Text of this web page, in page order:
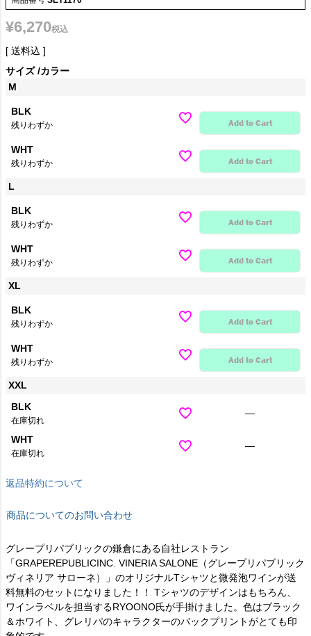
¥6,270税込
送料込
サイズ カラー
M
BLK
残りわずか Add to Cart
WHT
残りわずか Add to Cart
L
BLK
残りわずか Add to Cart
WHT
残りわずか Add to Cart
XL
BLK
残りわずか Add to Cart
WHT
残りわずか Add to Cart
XXL
BLK
在庫切れ
—
WHT
在庫切れ
—
返品特約について
商品についてのお問い合わせ
グレープリパブリックの鎌倉にある自社レストラン
「GRAPEREPUBLICINC. VINERIA SALONE（グレープリパブリック
ヴィネリア サローネ）」のオリジナルTシャツと微発泡ワインが送
料無料のセットになりました！！ Tシャツのデザインはもちろん、
ワインラベルを担当するRYOONO氏が手掛けました。色はブラック
＆ホワイト、グレリパのキャラクターのバックプリントがとても印